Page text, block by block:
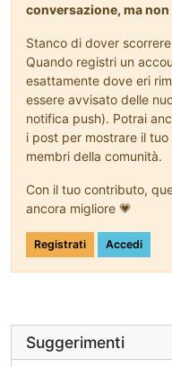
conversazione, ma
Stanco di dover
Quando registri un
esattamente dove eri
essere avvisato delle
notifica push). Potrai
i post per mostrare il
membri della comunità.
Con il tuo contributo,
ancora migliore 💗
Registrati Accedi
Suggerimenti